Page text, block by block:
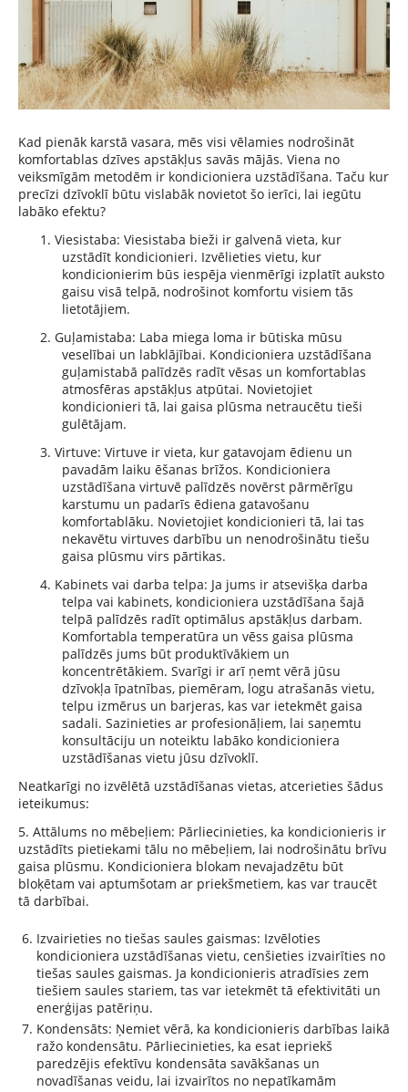
Kad pienāk karstā vasara, mēs visi vēlamies nodrošināt
komfortablas dzīves apstākļus savās mājās. Viena no
veiksmīgām metodēm ir kondicioniera uzstādīšana. Taču kur
precīzi dzīvoklī būtu vislabāk novietot šo ierīci, lai iegūtu
labāko efektu?
1. Viesistaba: Viesistaba bieži ir galvenā vieta, kur
uzstādīt kondicionieri. Izvēlieties vietu, kur
kondicionierim būs iespēja vienmērīgi izplatīt auksto
gaisu visā telpā, nodrošinot komfortu visiem tās
lietotājiem.
2. Guļamistaba: Laba miega loma ir būtiska mūsu
veselībai un labklājībai. Kondicioniera uzstādīšana
guļamistabā palīdzēs radīt vēsas un komfortablas
atmosfēras apstākļus atpūtai. Novietojiet
kondicionieri tā, lai gaisa plūsma netraucētu tieši
gulētājam.
3. Virtuve: Virtuve ir vieta, kur gatavojam ēdienu un
pavadām laiku ēšanas brīžos. Kondicioniera
uzstādīšana virtuvē palīdzēs novērst pārmērīgu
karstumu un padarīs ēdiena gatavošanu
komfortablāku. Novietojiet kondicionieri tā, lai tas
nekavētu virtuves darbību un nenodrošinātu tiešu
gaisa plūsmu virs pārtikas.
4. Kabinets vai darba telpa: Ja jums ir atsevišķa darba
telpa vai kabinets, kondicioniera uzstādīšana šajā
telpā palīdzēs radīt optimālus apstākļus darbam.
Komfortabla temperatūra un vēss gaisa plūsma
palīdzēs jums būt produktīvākiem un
koncentrētākiem. Svarīgi ir arī ņemt vērā jūsu
dzīvokļa īpatnības, piemēram, logu atrašanās vietu,
telpu izmērus un barjeras, kas var ietekmēt gaisa
sadali. Sazinieties ar profesionāļiem, lai saņemtu
konsultāciju un noteiktu labāko kondicioniera
uzstādīšanas vietu jūsu dzīvoklī.
Neatkarīgi no izvēlētā uzstādīšanas vietas, atcerieties šādus
ieteikumus:
5. Attālums no mēbeļiem: Pārliecinieties, ka kondicionieris ir
uzstādīts pietiekami tālu no mēbeļiem, lai nodrošinātu brīvu
gaisa plūsmu. Kondicioniera blokam nevajadzētu būt
bloķētam vai aptumšotam ar priekšmetiem, kas var traucēt
tā darbībai.
Izvairieties no tiešas saules gaismas: Izvēloties
kondicioniera uzstādīšanas vietu, cenšieties izvairīties no
tiešas saules gaismas. Ja kondicionieris atradīsies zem
tiešiem saules stariem, tas var ietekmēt tā efektivitāti un
enerģijas patēriņu.
Kondensāts: Ņemiet vērā, ka kondicionieris darbības laikā
ražo kondensātu. Pārliecinieties, ka esat iepriekš
paredzējis efektīvu kondensāta savākšanas un
novadīšanas veidu, lai izvairītos no nepatīkamām